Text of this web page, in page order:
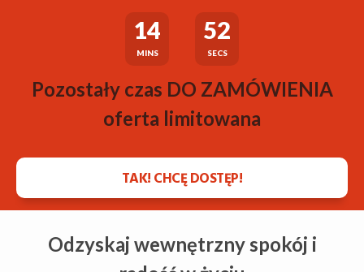
14
MINS
51
SECS
Pozostały czas DO ZAMÓWIENIA
oferta limitowana
TAK! CHCĘ DOSTĘP!
Odzyskaj wewnętrzny spokój i